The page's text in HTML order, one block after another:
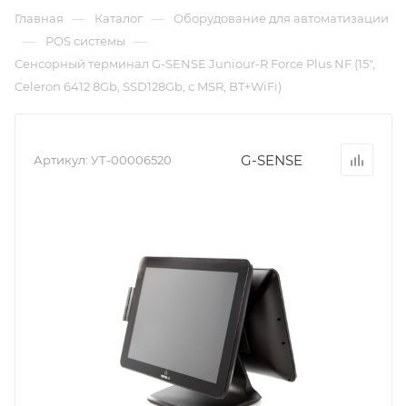
Главная — Каталог — Оборудование для автоматизации
— POS системы —
Сенсорный терминал G-SENSE Juniour-R Force Plus NF (15",
Celeron 6412 8Gb, SSD128Gb, с MSR, BT+WiFi)
Артикул: УТ-00006520 G-SENSE